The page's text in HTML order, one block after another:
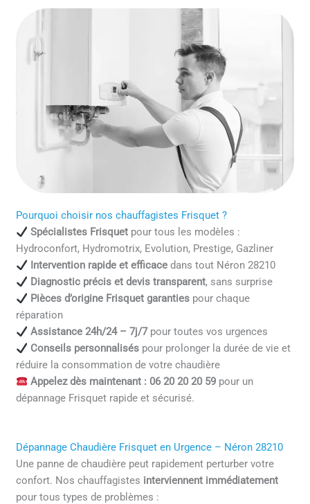
Pourquoi choisir nos chauffagistes Frisquet ?
Spécialistes Frisquetpour tous les modèles :
Hydroconfort, Hydromotrix, Evolution, Prestige, Gazliner
Intervention rapide et efficacedans tout Néron 28210
Diagnostic précis et devis transparent, sans surprise
Pièces d’origine Frisquet garantiespour chaque
réparation
Assistance 24h/24 – 7j/7pour toutes vos urgences
Conseils personnaliséspour prolonger la durée de vie et
réduire la consommation de votre chaudière
Appelez dès maintenant : 06 20 20 20 59pour un
dépannage Frisquet rapide et sécurisé.
Dépannage Chaudière Frisquet en Urgence – Néron 28210
Une panne de chaudière peut rapidement perturber votre
confort. Nos chauffagistes interviennent immédiatement
pour tous types de problèmes :